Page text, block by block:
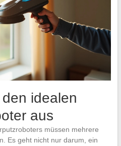
idealen
aus
müssen mehrere
Es geht nicht nur darum, ein